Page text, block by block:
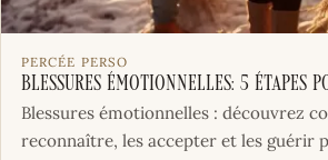
PERCÉE PERSO
Blessures émotionnelles: 5 étapes
Blessures émotionnelles : découvrez
reconnaître, les accepter et les guérir